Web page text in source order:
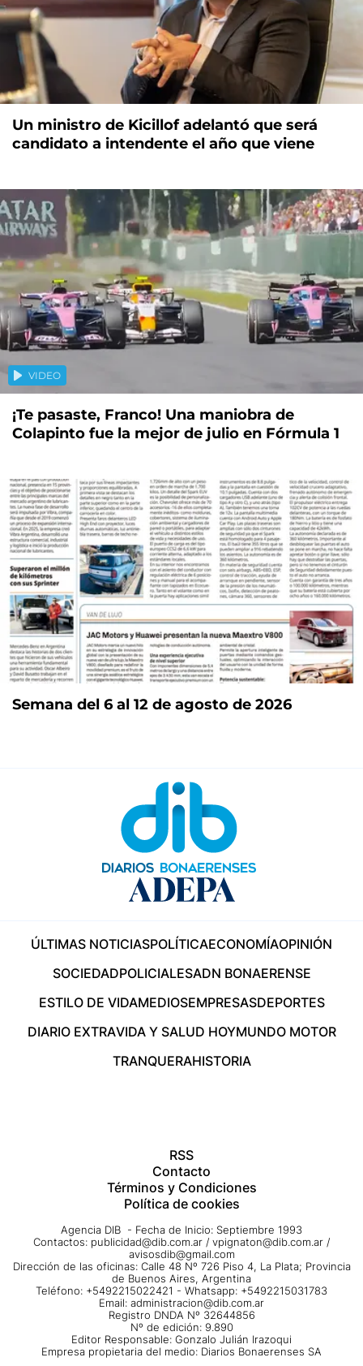
Un ministro de Kicillof adelantó que será
candidato a intendente el año que viene
VIDEO
¡Te pasaste, Franco! Una maniobra de
Colapinto fue la mejor de julio en Fórmula 1
Semana del 6 al 12 de agosto de 2026
ÚLTIMAS NOTICIASPOLÍTICAECONOMÍAOPINIÓN
SOCIEDADPOLICIALESADN BONAERENSE
ESTILO DE VIDAMEDIOSEMPRESASDEPORTES
DIARIO EXTRAVIDA Y SALUD HOYMUNDO MOTOR
TRANQUERAHISTORIA
RSS
Contacto
Términos y Condiciones
Política de cookies
Agencia DIB - Fecha de Inicio: Septiembre 1993
Contactos: publicidad@dib.com.ar / vpignaton@dib.com.ar /
avisosdib@gmail.com
Dirección de las oficinas: Calle 48 Nº 726 Piso 4, La Plata; Provincia
de Buenos Aires, Argentina
Teléfono: +5492215022421 - Whatsapp: +5492215031783
Email: administracion@dib.com.ar
Registro DNDA Nº 32644856
Nº de edición: 9.890
Editor Responsable: Gonzalo Julián Irazoqui
Empresa propietaria del medio: Diarios Bonaerenses SA